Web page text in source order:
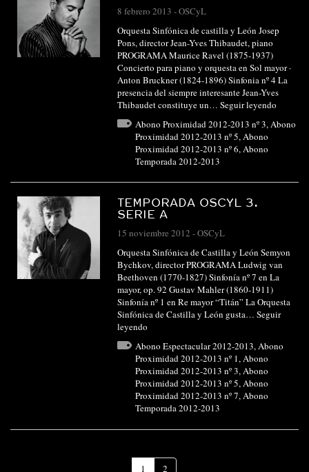
8 febrero 2013 -OSCyL
Orquesta Sinfónica de castilla y León Josep
Pons, director Jean-Yves Thibaudet, piano
PROGRAMA Maurice Ravel (1875-1937)
Concierto para piano y orquesta en Sol mayor ·
Anton Bruckner (1824-1896) Sinfonia nº 4 La
presencia del siempre interesante Jean-Yves
Thibaudet constituye un… Seguir leyendo
Abono Proximidad 2012-2013 nº 3, Abono
Proximidad 2012-2013 nº 5, Abono
Proximidad 2012-2013 nº 6, Abono
Temporada 2012-2013
TEMPORADA OSCYL 3.
SERIE A
15 noviembre 2012 -OSCyL
Orquesta Sinfónica de Castilla y León Semyon
Bychkov, director PROGRAMA Ludwig van
Beethoven (1770-1827) Sinfonía nº 7 en La
mayor, op. 92 Gustav Mahler (1860-1911)
Sinfonía nº 1 en Re mayor “Titán” La Orquesta
Sinfónica de Castilla y León gusta… Seguir
leyendo
Abono Espectacular 2012-2013,Abono
Proximidad 2012-2013 nº 1,Abono
Proximidad 2012-2013 nº 3,Abono
Proximidad 2012-2013 nº 5,Abono
Proximidad 2012-2013 nº 7,Abono
Temporada 2012-2013
1 (Página
2